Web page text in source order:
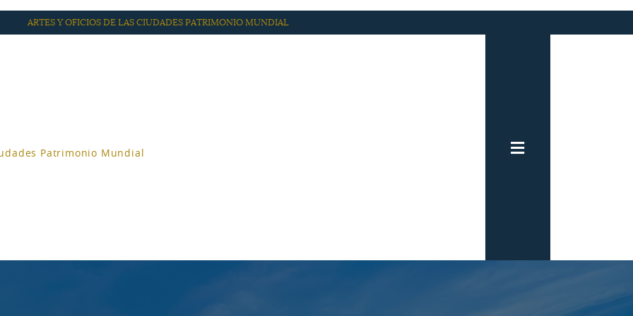
ARTES Y OFICIOS DE LAS CIUDADES PATRIMONIO MUNDIAL